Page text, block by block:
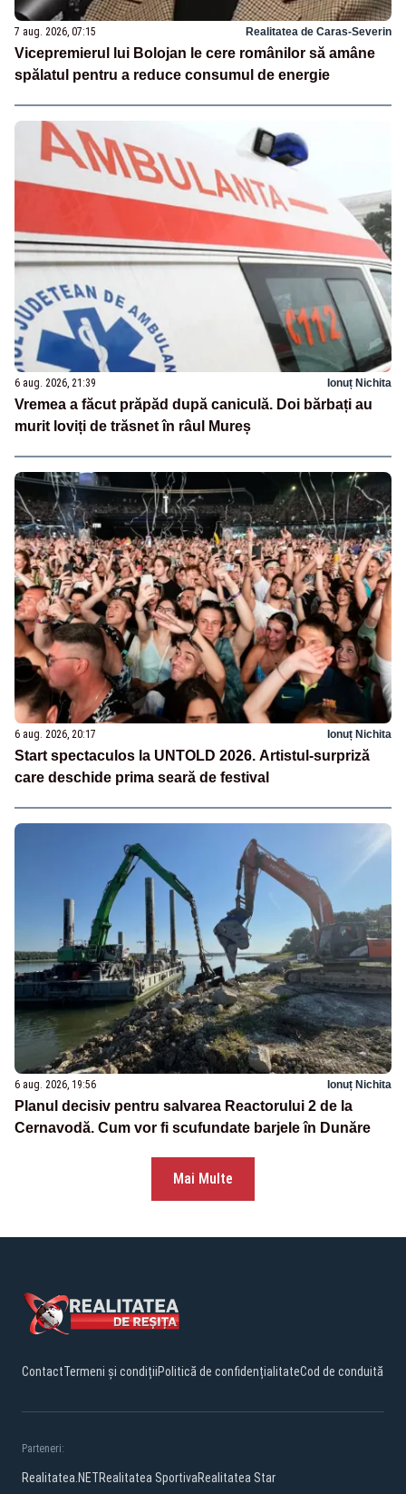
7 aug. 2026, 07:15 Realitatea de Caras-Severin
Vicepremierul lui Bolojan le cere românilor să amâne
spălatul pentru a reduce consumul de energie
6 aug. 2026, 21:39 Ionuț Nichita
Vremea a făcut prăpăd după caniculă. Doi bărbați au
murit loviți de trăsnet în râul Mureș
6 aug. 2026, 20:17 Ionuț Nichita
Start spectaculos la UNTOLD 2026. Artistul-surpriză
care deschide prima seară de festival
6 aug. 2026, 19:56 Ionuț Nichita
Planul decisiv pentru salvarea Reactorului 2 de la
Cernavodă. Cum vor fi scufundate barjele în Dunăre
Mai Multe
ContactTermeni și condițiiPolitică de confidențialitateCod de conduită
Parteneri:
Realitatea.NETRealitatea SportivaRealitatea Star